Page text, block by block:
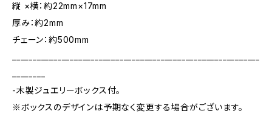
縦 ×横：約22mm×17mm
厚み：約2mm
チェーン：約500mm
-木製ジュエリーボックス付。
※ボックスのデザインは予期なく変更する場合がございます。